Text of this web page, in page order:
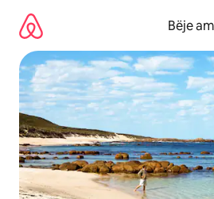
përmbajtja
Bëje